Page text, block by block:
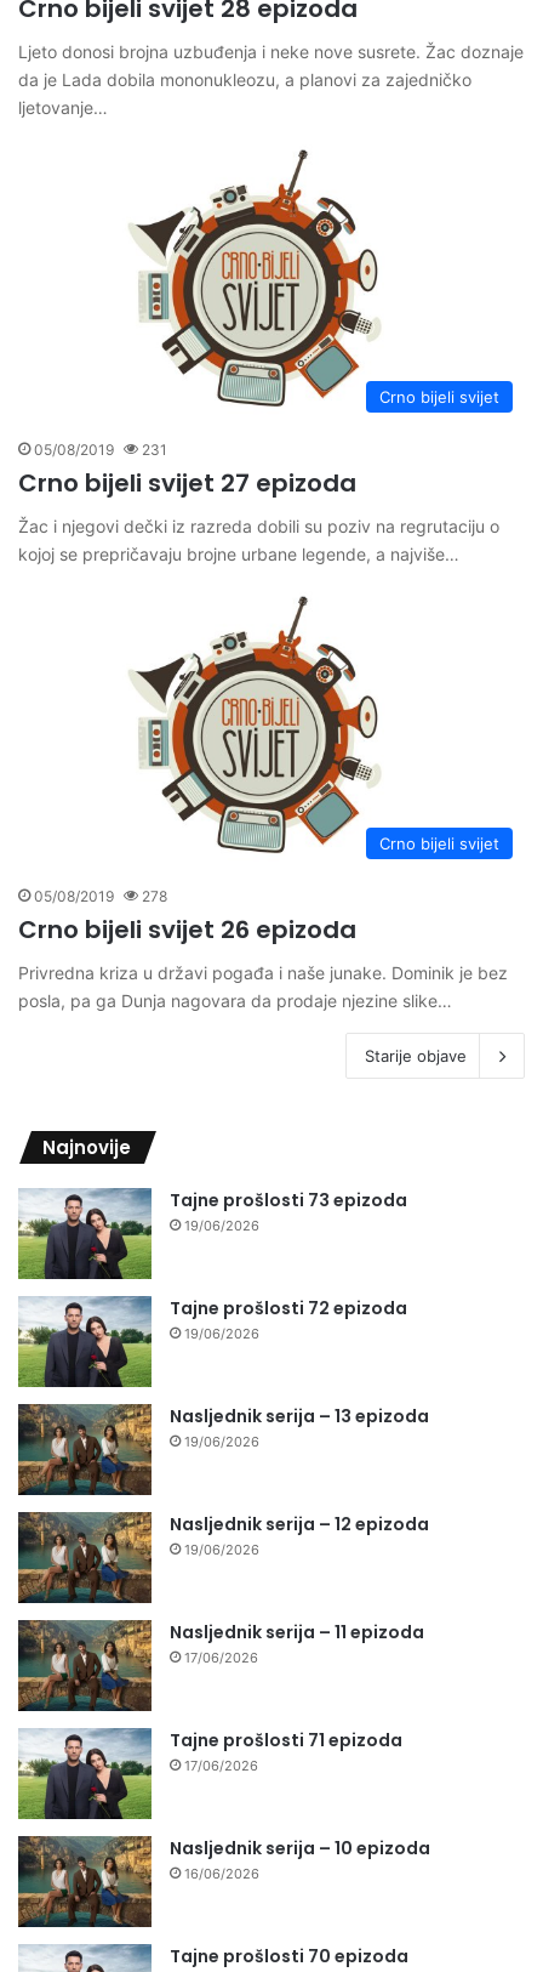
Crno bijeli svijet 28 epizoda
Ljeto donosi brojna uzbuđenja i neke nove susrete. Žac doznaje
da je Lada dobila mononukleozu, a planovi za zajedničko
ljetovanje…
Crno bijeli svijet
05/08/2019 231
Crno bijeli svijet 27 epizoda
Žac i njegovi dečki iz razreda dobili su poziv na regrutaciju o
kojoj se prepričavaju brojne urbane legende, a najviše…
Crno bijeli svijet
05/08/2019 278
Crno bijeli svijet 26 epizoda
Privredna kriza u državi pogađa i naše junake. Dominik je bez
posla, pa ga Dunja nagovara da prodaje njezine slike…
Starije objave
Najnovije
Tajne prošlosti 73 epizoda
19/06/2026
Tajne prošlosti 72 epizoda
19/06/2026
Nasljednik serija – 13 epizoda
19/06/2026
Nasljednik serija – 12 epizoda
19/06/2026
Nasljednik serija – 11 epizoda
17/06/2026
Tajne prošlosti 71 epizoda
17/06/2026
Nasljednik serija – 10 epizoda
16/06/2026
Tajne prošlosti 70 epizoda